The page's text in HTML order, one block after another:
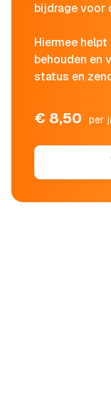
bijdrage voor
Hiermee
behouden en
status en
€ 8,50 per